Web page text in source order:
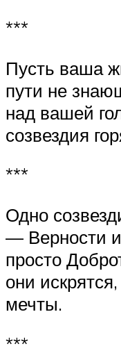
***
Пусть ваша
пути не
над вашей
созвездия
***
Одно
— Верности
просто
они
мечты.
***